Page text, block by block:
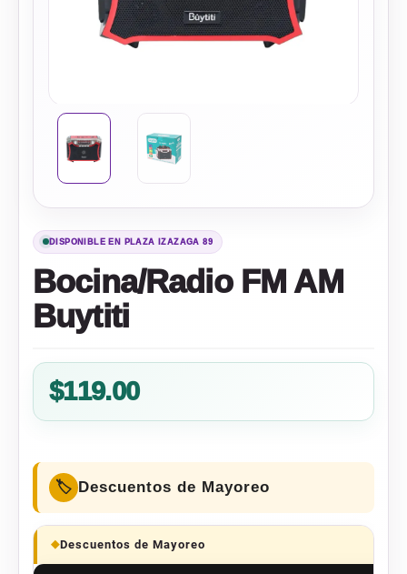
DISPONIBLE EN PLAZA IZAZAGA 89
Bocina/Radio FM AM
Buytiti
$119.00
Descuentos de Mayoreo
Descuentos de Mayoreo